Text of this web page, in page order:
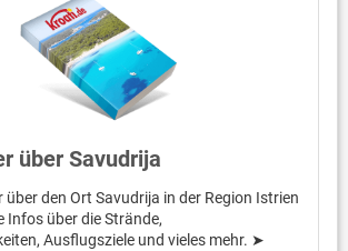
über Savudrija
über den Ort Savudrija in der Region Istrien
Infos über die Strände,
Ausflugsziele und vieles mehr. ➤